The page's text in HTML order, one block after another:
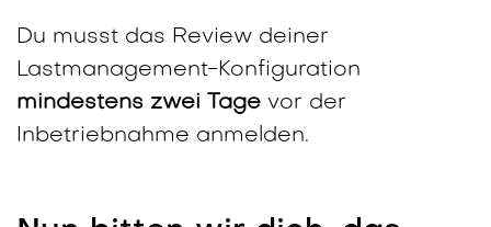
Du musst das Review deiner
Lastmanagement-Konfiguration
mindestens zwei Tage vor der
Inbetriebnahme anmelden.